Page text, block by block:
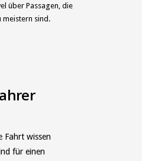
über Passagen, die
meistern sind.
Fahrt wissen
für einen